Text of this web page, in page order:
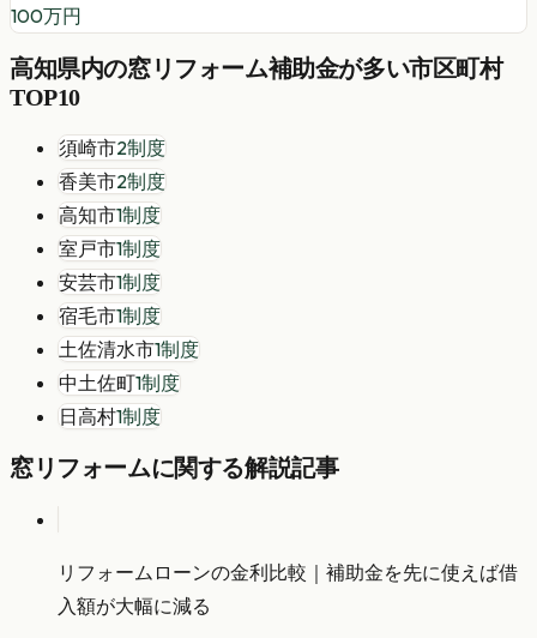
100万円
高知県内の窓リフォーム補助金が多い市区町村
TOP10
須崎市2制度
香美市2制度
高知市1制度
室戸市1制度
安芸市1制度
宿毛市1制度
土佐清水市1制度
中土佐町1制度
日高村1制度
窓リフォームに関する解説記事
リフォームローンの金利比較｜補助金を先に使えば借
入額が大幅に減る